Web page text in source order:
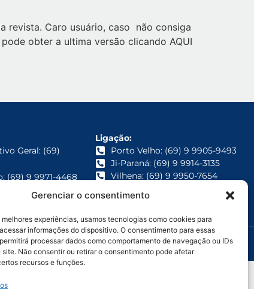
Gerenciar o consentimento
experiências, usamos tecnologias como cookies para
informações do dispositivo. O consentimento para essas
processar dados como comportamento de navegação ou IDs
Não consentir ou retirar o consentimento pode afetar
recursos e funções.
revista. Caro usuário, caso não consiga
obter a ultima versão clicando AQUI
Geral: (69)
(69) 9 9971-4468
Ligação:
Porto Velho: (69) 9 9905-9493
Ji-Paraná: (69) 9 9914-3135
Vilhena: (69) 9 9950-7654
93